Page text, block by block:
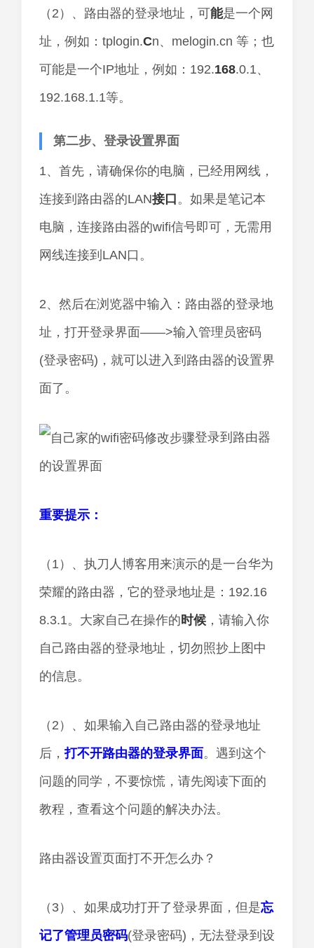
（2）、路由器的登录地址，可能是一个网
址，例如：tplogin.Cn、melogin.cn 等；也
可能是一个IP地址，例如：192.168.0.1、
192.168.1.1等。
第二步、登录设置界面
1、首先，请确保你的电脑，已经用网线，
连接到路由器的LAN接口 。如果是笔记本
电脑，连接路由器的wifi信号即可，无需用
网线连接到LAN口。
2、然后在浏览器中输入：路由器的登录地
址，打开登录界面——>输入管理员密码
(登录密码)，就可以进入到路由器的设置界
面了。
登录到路由器
的设置界面
重要提示：
（1）、执刀人博客用来演示的是一台华为
荣耀的路由器，它的登录地址是：192.16
8.3.1。大家自己在操作的时候 ，请输入你
自己路由器的登录地址，切勿照抄上图中
的信息。
（2）、如果输入自己路由器的登录地址
后，打不开路由器的登录界面。遇到这个
问题的同学，不要惊慌，请先阅读下面的
教程，查看这个问题的解决办法。
路由器设置页面打不开怎么办？
（3）、如果成功打开了登录界面，但是忘
记了管理员密码(登录密码)，无法登录到设